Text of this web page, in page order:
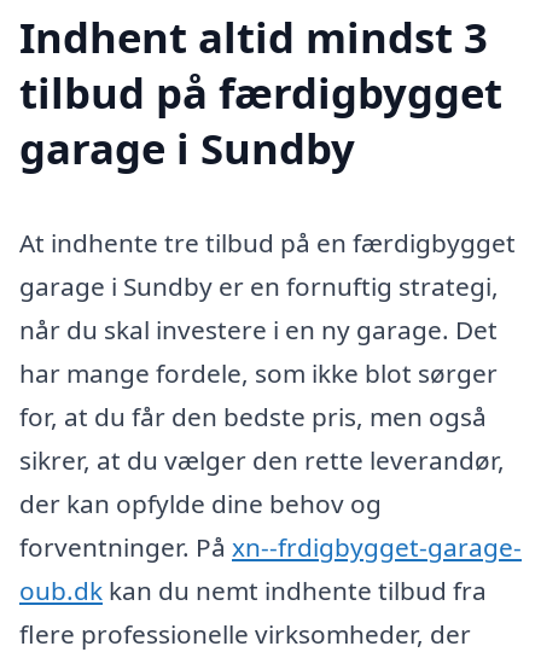
Indhent altid mindst 3
tilbud på færdigbygget
garage i Sundby
At indhente tre tilbud på en færdigbygget
garage i Sundby er en fornuftig strategi,
når du skal investere i en ny garage. Det
har mange fordele, som ikke blot sørger
for, at du får den bedste pris, men også
sikrer, at du vælger den rette leverandør,
der kan opfylde dine behov og
forventninger. På xn--frdigbygget-garage-
oub.dk kan du nemt indhente tilbud fra
flere professionelle virksomheder, der